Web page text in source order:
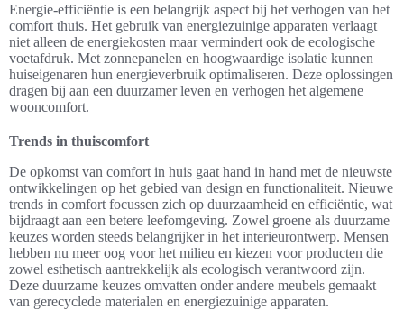
Energie-efficiëntie is een belangrijk aspect bij het verhogen van het
comfort thuis. Het gebruik van energiezuinige apparaten verlaagt
niet alleen de energiekosten maar vermindert ook de ecologische
voetafdruk. Met zonnepanelen en hoogwaardige isolatie kunnen
huiseigenaren hun energieverbruik optimaliseren. Deze oplossingen
dragen bij aan een duurzamer leven en verhogen het algemene
wooncomfort.
Trends in thuiscomfort
De opkomst van comfort in huis gaat hand in hand met de nieuwste
ontwikkelingen op het gebied van design en functionaliteit. Nieuwe
trends in comfort focussen zich op duurzaamheid en efficiëntie, wat
bijdraagt aan een betere leefomgeving. Zowel groene als duurzame
keuzes worden steeds belangrijker in het interieurontwerp. Mensen
hebben nu meer oog voor het milieu en kiezen voor producten die
zowel esthetisch aantrekkelijk als ecologisch verantwoord zijn.
Deze duurzame keuzes omvatten onder andere meubels gemaakt
van gerecyclede materialen en energiezuinige apparaten.